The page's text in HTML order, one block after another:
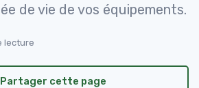
de vie de vos équipements.
lecture
Partager cette page